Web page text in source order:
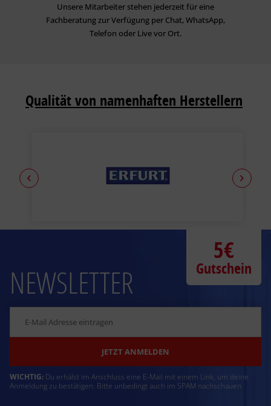
Unsere Mitarbeiter stehen jederzeit für eine
Fachberatung zur Verfügung per Chat, WhatsApp,
Telefon oder Live vor Ort.
Qualität von namenhaften Herstellern
NEWSLETTER
JETZT ANMELDEN
WICHTIG: Du erhälst im Anschluss eine E-Mail mit einem Link, um deine
Anmeldung zu bestätigen. Bitte unbedingt auch im SPAM nachschauen
5€
Gutschein